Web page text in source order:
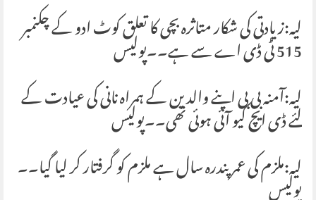
لیہ:زیادتی کی شکار متاثرہ بچی کا تعلق کوٹ ادو کے چکنمبر
515 ٹی ڈی اے سے ہے۔۔پولیس
لیہ:آمنہ بی بی اپنے والدین کے ہمراہ نانی کی عیادت کے
لئے ڈی ایچ کیو آئی ہوئی تھی۔۔پولیس
لیہ:ملزم کی عمر پندرہ سال ہے ملزم کو گرفتار کر لیا گیا۔۔